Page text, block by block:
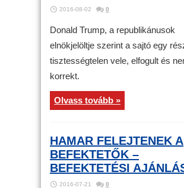
2016-08-02 0
Donald Trump, a republikánusok
elnökjelöltje szerint a sajtó egy
tisztességtelen vele, elfogult és
korrekt.
Olvass tovább »
HAMAR FELEJTENEK A
BEFEKTETŐK –
BEFEKTETÉSI
2016-07-21 0